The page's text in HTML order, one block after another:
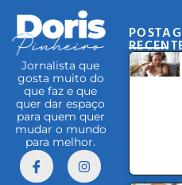
Jornalista que
gosta muito do
que faz e que
quer dar espaço
para quem quer
mudar o mundo
para melhor.